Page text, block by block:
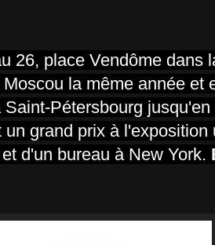
26, place Vendôme dans
la même année et
Pétersbourg
grand prix à
d'un bureau à New York.